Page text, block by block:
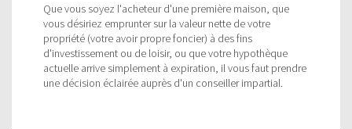
Que vous soyez l'acheteur d'une première maison, que
vous désiriez emprunter sur la valeur nette de votre
propriété (votre avoir propre foncier) à des fins
d'investissement ou de loisir, ou que votre hypothèque
actuelle arrive simplement à expiration, il vous faut prendre
une décision éclairée auprès d'un conseiller impartial.